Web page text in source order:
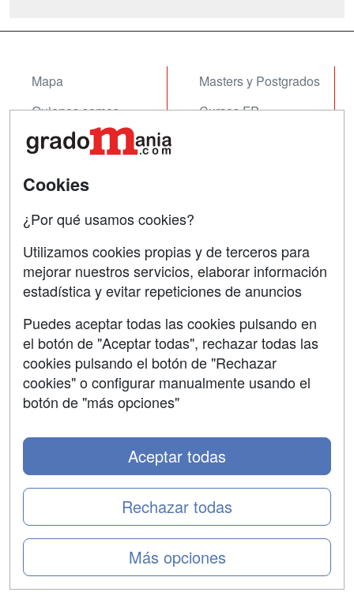
Mapa
Quienes somos
Tarifas publicidad
Masters y Postgrados
Cursos FP
Contactar
Confidencialidad
Copyleft
SÍGUENOS EN:
Cookies
¿Por qué usamos cookies?
Utilizamos cookies propias y de terceros para
mejorar nuestros servicios, elaborar información
estadística y evitar repeticiones de anuncios
Puedes aceptar todas las cookies pulsando en
el botón de "Aceptar todas", rechazar todas las
cookies pulsando el botón de "Rechazar
cookies" o configurar manualmente usando el
botón de "más opciones"
Más opciones
Rechazar todas
Aceptar todas